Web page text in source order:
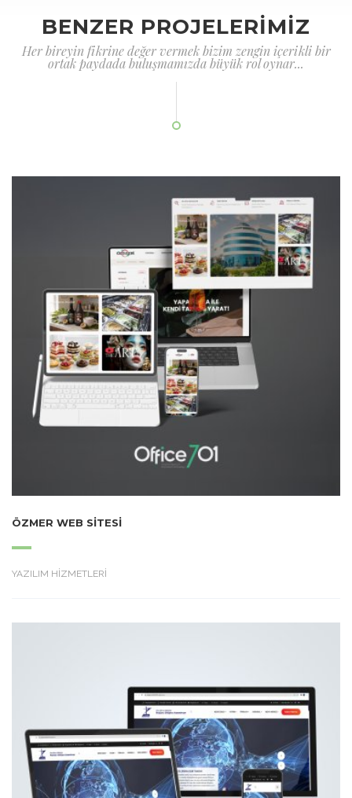
BENZER PROJELERİMİZ
Her bireyin fikrine değer vermek bizim zengin içerikli bir
ortak paydada buluşmamızda büyük rol oynar...
ÖZMER WEB SITESI
YAZILIM HİZMETLERİ